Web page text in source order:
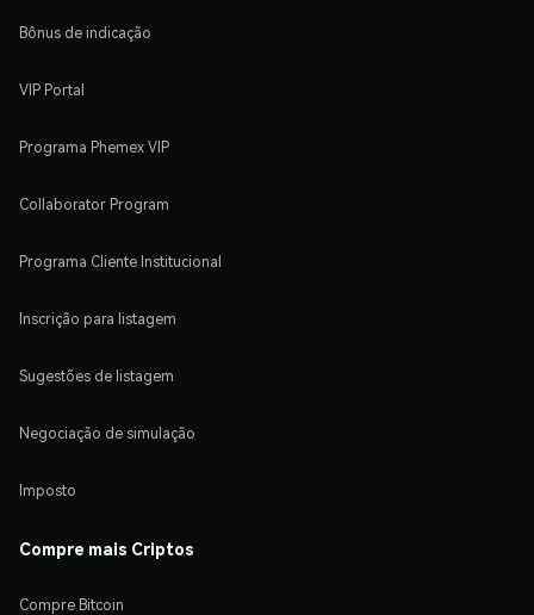
Bônus de indicação
VIP Portal
Programa Phemex VIP
Collaborator Program
Programa Cliente Institucional
Inscrição para listagem
Sugestões de listagem
Negociação de simulação
Imposto
Compre mais Criptos
Compre Bitcoin